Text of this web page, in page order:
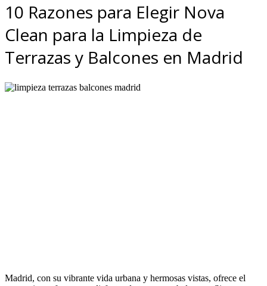
10 Razones para Elegir Nova
Clean para la Limpieza de
Terrazas y Balcones en Madrid
Madrid, con su vibrante vida urbana y hermosas vistas, ofrece el